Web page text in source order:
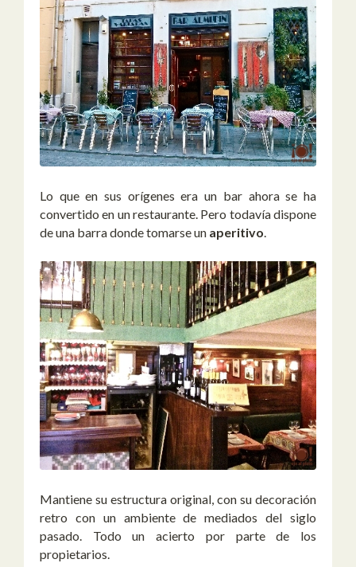
Lo que en sus orígenes era un bar ahora se ha
convertido en un restaurante. Pero todavía dispone
de una barra donde tomarse un aperitivo.
Mantiene su estructura original, con su decoración
retro con un ambiente de mediados del siglo
pasado. Todo un acierto por parte de los
propietarios.